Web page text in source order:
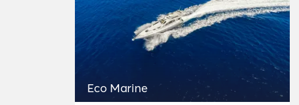
Eco Marine